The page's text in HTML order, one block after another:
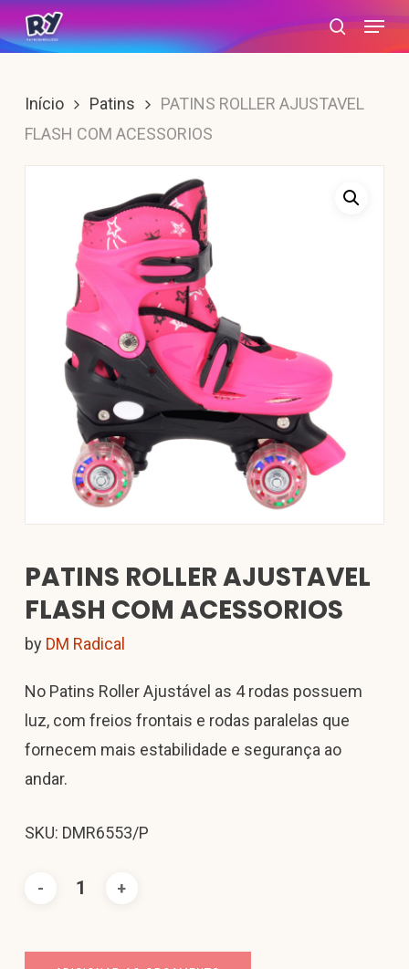
Skip
to
content
search
Menu
Início Patins
PATINS ROLLER AJUSTAVEL
FLASH COM ACESSORIOS
PATINS ROLLER AJUSTAVEL
FLASH COM ACESSORIOS
by DM Radical
No Patins Roller Ajustável as 4 rodas possuem
luz, com freios frontais e rodas paralelas que
fornecem mais estabilidade e segurança ao
andar.
SKU: DMR6553/P